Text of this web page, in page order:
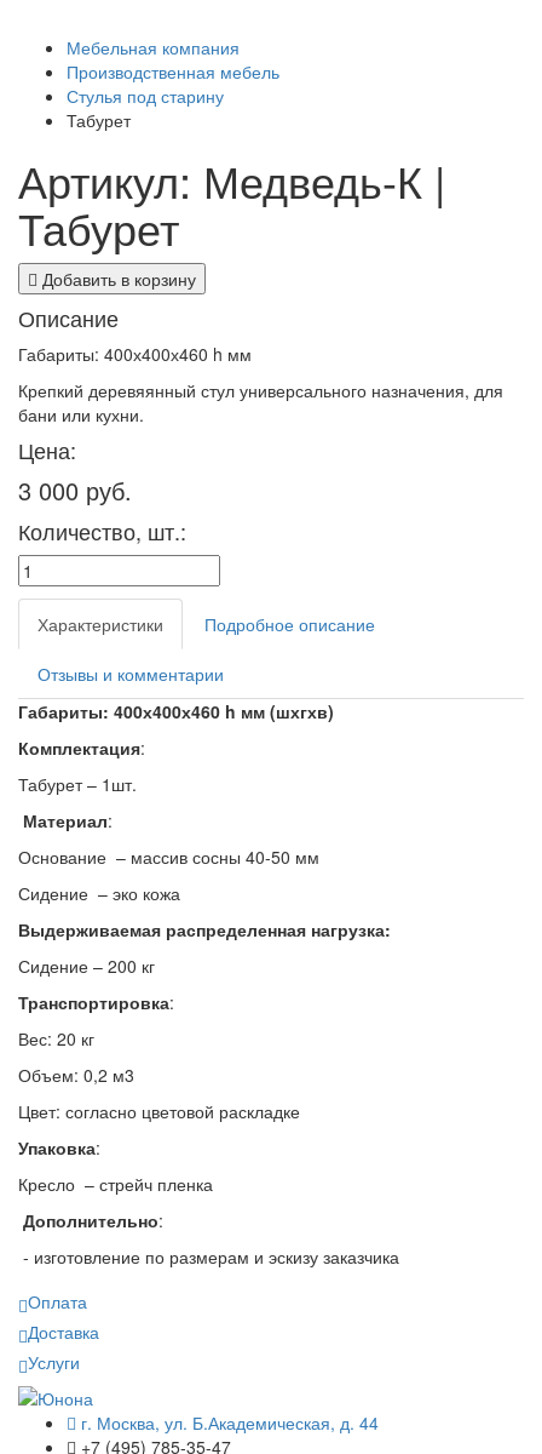
Мебельная компания
Производственная мебель
Стулья под старину
Табурет
Артикул: Медведь-К |
Табурет
Добавить в корзину
Описание
Габариты: 400х400х460 h мм
Крепкий деревяянный стул универсального назначения, для
бани или кухни.
Цена:
3 000 руб.
Количество, шт.:
Характеристики Подробное описание
Отзывы и комментарии
Габариты: 400х400х460 h мм (шхгхв)
Комплектация:
Табурет – 1шт.
Материал:
Основание – массив сосны 40-50 мм
Сидение – эко кожа
Выдерживаемая распределенная нагрузка:
Сидение – 200 кг
Транспортировка:
Вес: 20 кг
Объем: 0,2 м3
Цвет: согласно цветовой раскладке
Упаковка:
Кресло – стрейч пленка
Дополнительно:
- изготовление по размерам и эскизу заказчика
Оплата
Доставка
Услуги
г. Москва, ул. Б.Академическая, д. 44
+7 (495) 785-35-47